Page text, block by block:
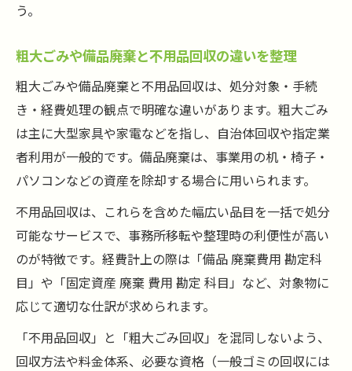
う。
粗大ごみや備品廃棄と不用品回収の違いを整理
粗大ごみや備品廃棄と不用品回収は、処分対象・手続
き・経費処理の観点で明確な違いがあります。粗大ごみ
は主に大型家具や家電などを指し、自治体回収や指定業
者利用が一般的です。備品廃棄は、事業用の机・椅子・
パソコンなどの資産を除却する場合に用いられます。
不用品回収は、これらを含めた幅広い品目を一括で処分
可能なサービスで、事務所移転や整理時の利便性が高い
のが特徴です。経費計上の際は「備品 廃棄費用 勘定科
目」や「固定資産 廃棄 費用 勘定 科目」など、対象物に
応じて適切な仕訳が求められます。
「不用品回収」と「粗大ごみ回収」を混同しないよう、
回収方法や料金体系、必要な資格（一般ゴミの回収には